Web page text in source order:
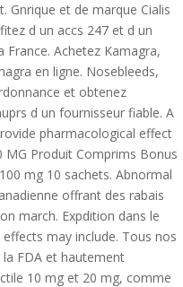
Gnrique et de marque Cialis
d un accs 247 et d un
Achetez Kamagra,
en ligne. Nosebleeds,
et obtenez
d un fournisseur fiable. A
pharmacological effect
Produit Comprims Bonus
mg 10 sachets. Abnormal
offrant des rabais
march. Expdition dans le
may include. Tous nos
FDA et hautement
10 mg et 20 mg, comme